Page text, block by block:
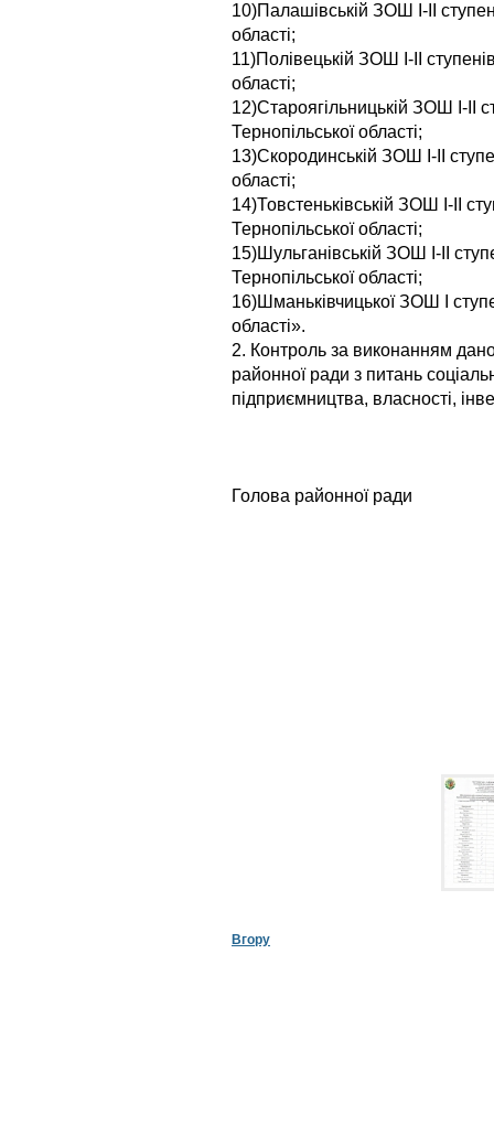
10)Палашівській ЗОШ I-II
області;
11)Полівецькій ЗОШ I-II
області;
12)Староягільницькій ЗОШ I-II
Тернопільської області;
13)Скородинській ЗОШ I-II
області;
14)Товстеньківській ЗОШ I-II
Тернопільської області;
15)Шульганівській ЗОШ I-II
Тернопільської області;
16)Шманьківчицької ЗОШ I
області».
2. Контроль за виконанням
районної ради з питань
підприємництва, власності,
Голова
Вгору